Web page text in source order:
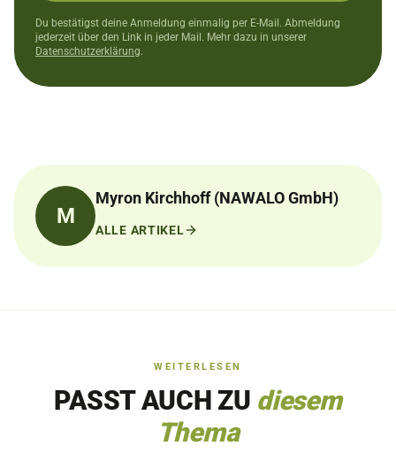
Du bestätigst deine Anmeldung einmalig per E-Mail. Abmeldung
jederzeit über den Link in jeder Mail. Mehr dazu in unserer
Datenschutzerklärung.
M
Myron Kirchhoff (NAWALO GmbH)
ALLE ARTIKEL
WEITERLESEN
PASST AUCH ZU diesem
Thema